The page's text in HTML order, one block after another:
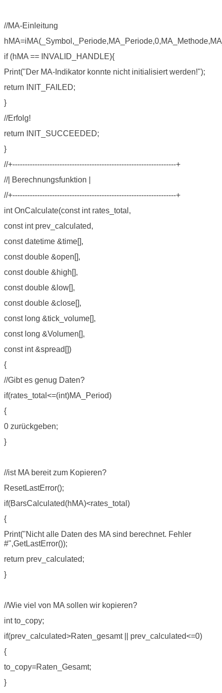
//MA-Einleitung
if (hMA == INVALID_HANDLE){
Print("Der MA-Indikator konnte nicht initialisiert werden!");
return INIT_FAILED;
}
//Erfolg!
return INIT_SUCCEEDED;
}
//+------------------------------------------------------------------+
//| Berechnungsfunktion |
//+------------------------------------------------------------------+
int OnCalculate(const int rates_total,
const int prev_calculated,
const datetime &time[],
const double &open[],
const double &high[],
const double &low[],
const double &close[],
const long &tick_volume[],
const long &Volumen[],
const int &spread[])
{
//Gibt es genug Daten?
if(rates_total<=(int)MA_Period)
{
0 zurückgeben;
}
//ist MA bereit zum Kopieren?
ResetLastError();
if(BarsCalculated(hMA)<rates_total)
{
Print("Nicht alle Daten des MA sind berechnet. Fehler
#",GetLastError());
return prev_calculated;
}
//Wie viel von MA sollen wir kopieren?
int to_copy;
if(prev_calculated>Raten_gesamt || prev_calculated<=0)
{
to_copy=Raten_Gesamt;
}